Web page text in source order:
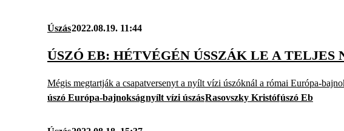
Úszás2022.08.19. 11:44
ÚSZÓ EB: HÉTVÉGÉN ÚSSZÁK LE A
Mégis megtartják a csapatversenyt a nyílt vízi úszóknál a római Európa-
úszó Európa-bajnokságnyílt vízi úszásRasovszky Kristófúszó Eb